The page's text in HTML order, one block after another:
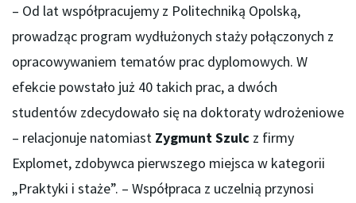
– Od lat współpracujemy z Politechniką Opolską,
prowadząc program wydłużonych staży połączonych z
opracowywaniem tematów prac dyplomowych. W
efekcie powstało już 40 takich prac, a dwóch
studentów zdecydowało się na doktoraty wdrożeniowe
– relacjonuje natomiast Zygmunt Szulc z firmy
Explomet, zdobywca pierwszego miejsca w kategorii
„Praktyki i staże”. – Współpraca z uczelnią przynosi